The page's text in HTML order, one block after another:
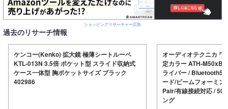
ショッピングリサーチャー広告
過去のリサーチ情報
ケンコー(Kenko) 拡大鏡 極薄シートルーペ
KTL-013N 3.5倍 ポケット型 スライド収納式
ケース一体型 胸ポケットサイズ ブラック
402986
オーディオテクニカ ワ
定カラー ATH-
ライバー /
ード/ビームフォーミ
Pair/有線接続対応 / 50
ング